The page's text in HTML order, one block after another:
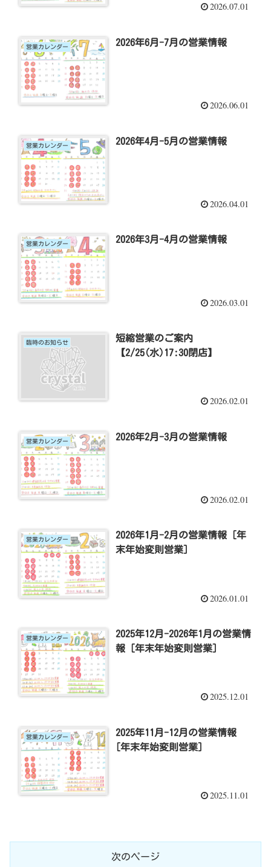
2026.07.01
営業カレンダー 2026年6月-7月の営業情報
2026.06.01
営業カレンダー 2026年4月-5月の営業情報
2026.04.01
営業カレンダー 2026年3月-4月の営業情報
2026.03.01
臨時のお知らせ
短縮営業のご案内
【2/25(水)17:30閉店】
2026.02.01
営業カレンダー 2026年2月-3月の営業情報
2026.02.01
営業カレンダー
2026年1月-2月の営業情報 [年
末年始変則営業]
2026.01.01
営業カレンダー
2025年12月-2026年1月の営業情
報 [年末年始変則営業]
2025.12.01
営業カレンダー
2025年11月-12月の営業情報
[年末年始変則営業]
2025.11.01
次のページ